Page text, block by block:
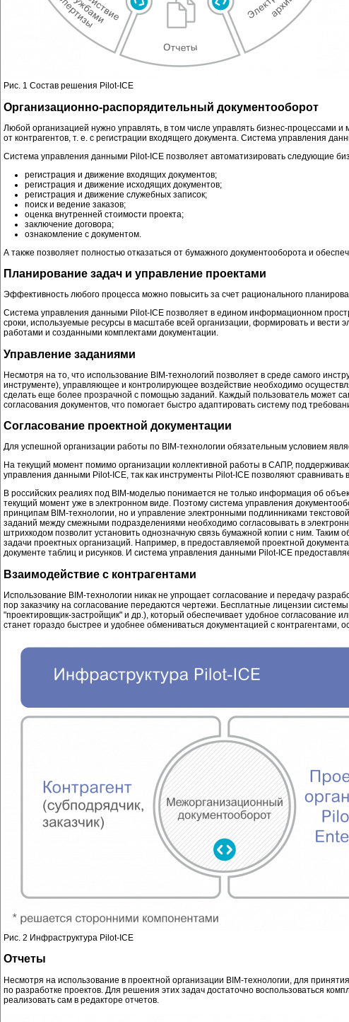
Рис. 1 Состав решения Pilot-ICE
Организационно-распорядительный документооборот
Любой организацией нужно управлять, в том числе управлять бизнес-процессами
от контрагентов, т. е. с регистрации входящего документа. Система управления
Система управления данными Pilot-ICE позволяет автоматизировать следующие
регистрация и движение входящих документов;
регистрация и движение исходящих документов;
регистрация и движение служебных записок;
поиск и ведение заказов;
оценка внутренней стоимости проекта;
заключение договора;
ознакомление с документом.
А также позволяет полностью отказаться от бумажного документооборота и
Планирование задач и управление проектами
Эффективность любого процесса можно повысить за счет рационального
Система управления данными Pilot-ICE позволяет в едином информационном
сроки, используемые ресурсы в масштабе всей организации, формировать и вести
работами и созданными комплектами документации.
Управление заданиями
Несмотря на то, что использование BIM-технологий позволяет в среде самого
инструменте), управляющее и контролирующее воздействие необходимо
сделать еще более прозрачной с помощью заданий. Каждый пользователь может
согласования документов, что помогает быстро адаптировать систему под
Согласование проектной документации
Для успешной организации работы по BIM-технологии обязательным условием
На текущий момент помимо организации коллективной работы в САПР,
управления данными Pilot-ICE, так как инструменты Pilot-ICE позволяют
В российских реалиях под BIM-моделью понимается не только информация об
текущий момент уже в электронном виде. Поэтому система управления
принципам BIM-технологии, но и управление электронными подлинниками
заданий между смежными подразделениями необходимо согласовывать в
штрихкодом позволит установить однозначную связь бумажной копии с ним.
задачи проектных организаций. Например, в предоставляемой проектной
документе таблиц и рисунков. И система управления данными Pilot-ICE
Взаимодействие с контрагентами
Использование BIM-технологии никак не упрощает согласование и передачу
пор заказчику на согласование передаются чертежи. Бесплатные лицензии
"проектировщик-застройщик" и др.), который обеспечивает удобное согласование
станет гораздо быстрее и удобнее обмениваться документацией с
Рис. 2 Инфраструктура Pilot-ICE
Отчеты
Несмотря на использование в проектной организации BIM-технологии, для
по разработке проектов. Для решения этих задач достаточно воспользоваться
реализовать сам в редакторе отчетов.